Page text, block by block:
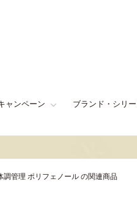
ャンペーン ブランド・シリ
調管理 ポリフェノールの関連商品